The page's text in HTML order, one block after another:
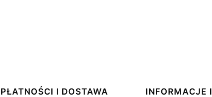
PŁATNOŚCI I DOSTAWA
INFORMACJE